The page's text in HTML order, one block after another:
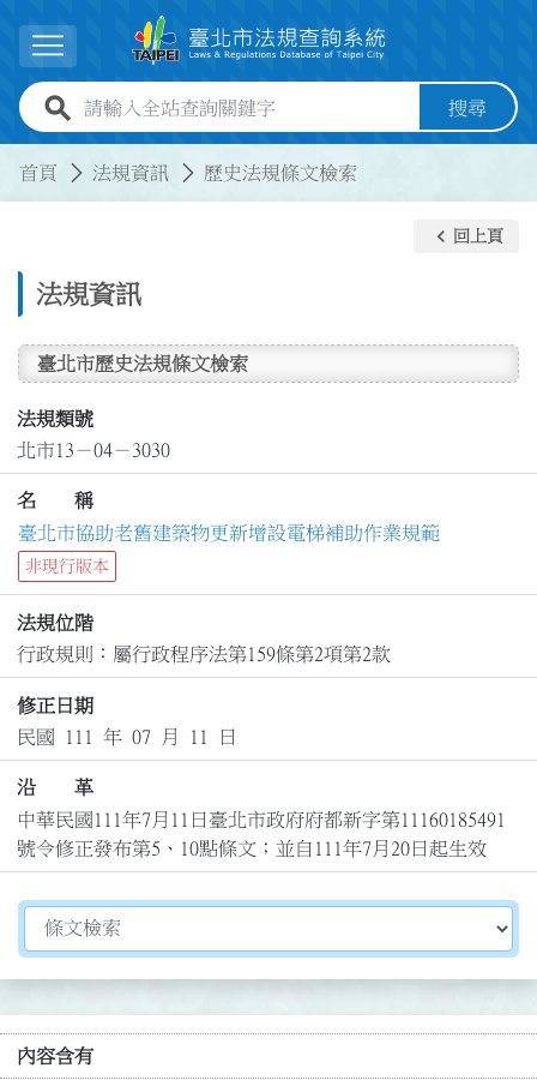
展開選單
全站查詢關鍵字欄位 搜尋
首頁 法規資訊 歷史法規條文檢索
法規資訊
keyboard_arrow_left 回上頁
臺北市歷史法規條文檢索
法規類號
北市13－04－3030
名 稱
臺北市協助老舊建築物更新增設電梯補助作業規範
非現行版本
法規位階
行政規則：屬行政程序法第159條第2項第2款
修正日期
民國 111 年 07 月 11 日
沿 革
中華民國111年7月11日臺北市政府府都新字第11160185491
號令修正發布第5、10點條文；並自111年7月20日起生效
切換選擇法規資訊內容
內容含有